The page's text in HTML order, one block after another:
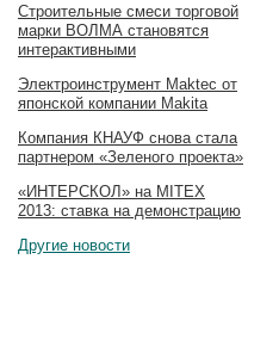
Строительные смеси торговой
марки ВОЛМА становятся
интерактивными
Электроинструмент Maktec от
японской компании Makita
Компания КНАУФ снова стала
партнером «Зеленого проекта»
«ИНТЕРСКОЛ» на MITEX
2013: ставка на демонстрацию
Другие новости